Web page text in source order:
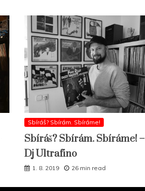
Sbíráš? Sbírám. Sbíráme!
Sbíráš? Sbírám. Sbíráme! –
Dj Ultrafino
1. 8. 2019 26 min read